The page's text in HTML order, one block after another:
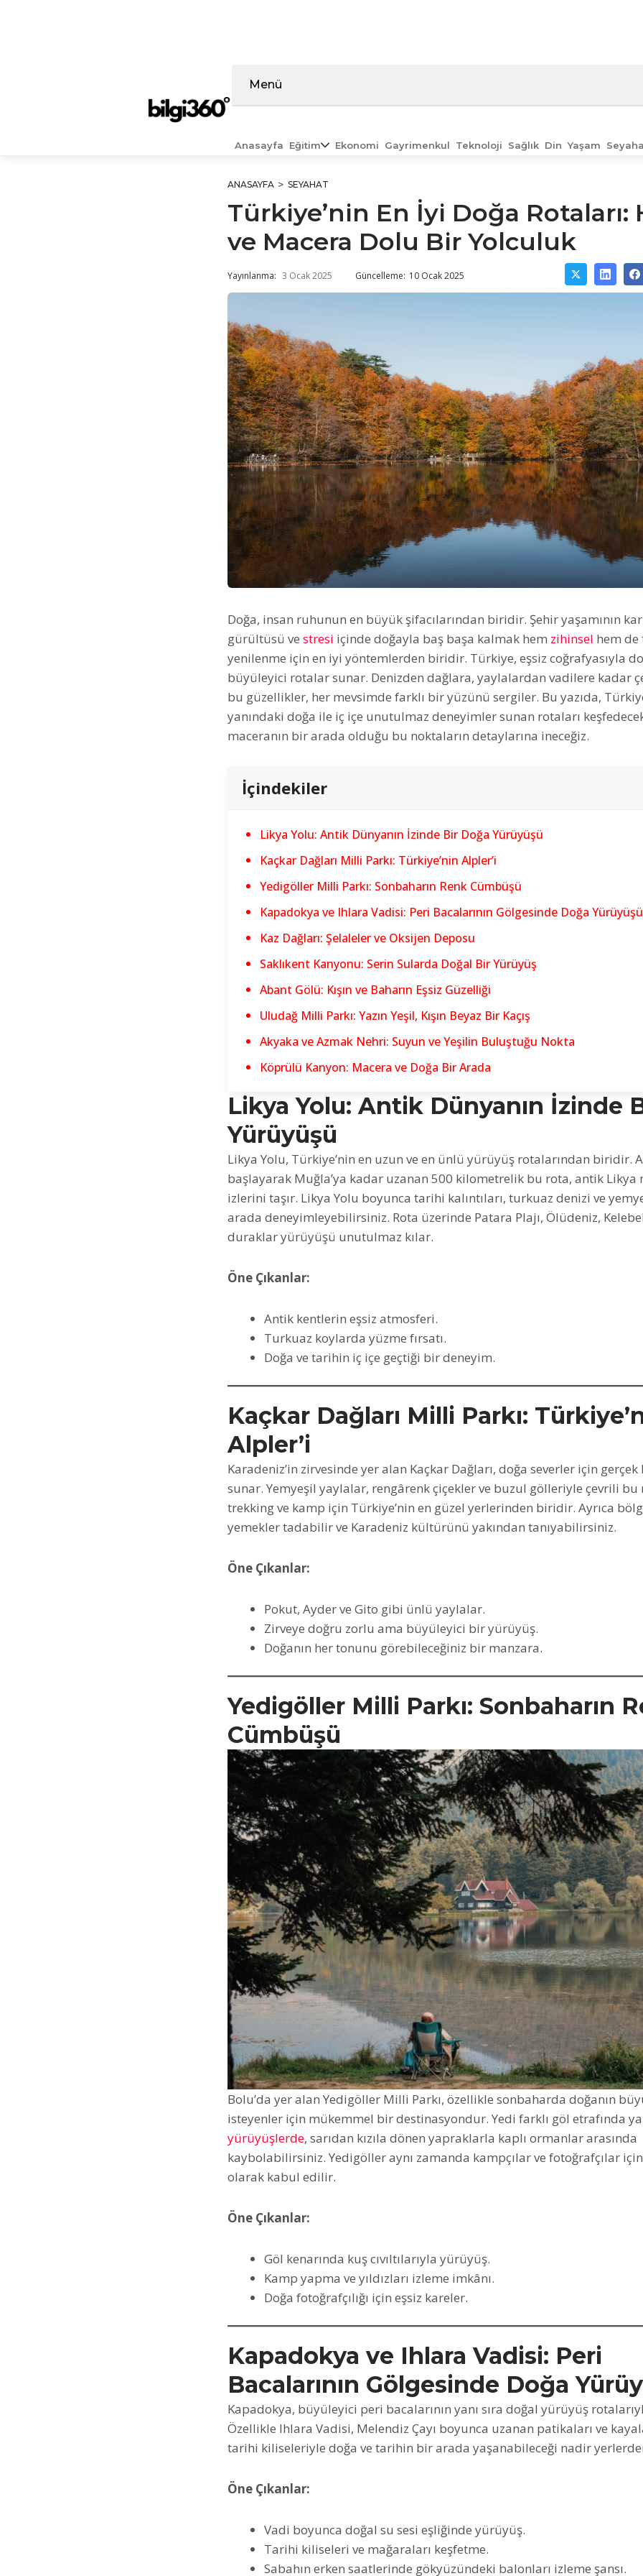
Menü
Anasayfa Eğitim Ekonomi Gayrimenkul Teknoloji Sağlık Din Yaşam
ANASAYFA SEYAHAT
Türkiye’nin En İyi Doğa Rotaları:
ve Macera Dolu Bir Yolculuk
Yayınlanma: 3 Ocak 2025 Güncelleme: 10 Ocak 2025
Doğa, insan ruhunun en büyük şifacılarından biridir. Şehir yaşamının
gürültüsü ve stresi içinde doğayla baş başa kalmak hem zihinsel hem de
yenilenme için en iyi yöntemlerden biridir. Türkiye, eşsiz coğrafyasıyla
büyüleyici rotalar sunar. Denizden dağlara, yaylalardan vadilere kadar
bu güzellikler, her mevsimde farklı bir yüzünü sergiler. Bu yazıda,
yanındaki doğa ile iç içe unutulmaz deneyimler sunan rotaları
maceranın bir arada olduğu bu noktaların detaylarına ineceğiz.
İçindekiler
Likya Yolu: Antik Dünyanın İzinde Bir Doğa Yürüyüşü
Kaçkar Dağları Milli Parkı: Türkiye’nin Alpler’i
Yedigöller Milli Parkı: Sonbaharın Renk Cümbüşü
Kapadokya ve Ihlara Vadisi: Peri Bacalarının Gölgesinde Doğa Yürüyüşü
Kaz Dağları: Şelaleler ve Oksijen Deposu
Saklıkent Kanyonu: Serin Sularda Doğal Bir Yürüyüş
Abant Gölü: Kışın ve Baharın Eşsiz Güzelliği
Uludağ Milli Parkı: Yazın Yeşil, Kışın Beyaz Bir Kaçış
Akyaka ve Azmak Nehri: Suyun ve Yeşilin Buluştuğu Nokta
Köprülü Kanyon: Macera ve Doğa Bir Arada
Likya Yolu: Antik Dünyanın İzinde
Yürüyüşü
Likya Yolu, Türkiye’nin en uzun ve en ünlü yürüyüş rotalarından biridir.
başlayarak Muğla’ya kadar uzanan 500 kilometrelik bu rota, antik Likya
izlerini taşır. Likya Yolu boyunca tarihi kalıntıları, turkuaz denizi ve
arada deneyimleyebilirsiniz. Rota üzerinde Patara Plajı, Ölüdeniz,
duraklar yürüyüşü unutulmaz kılar.
Öne Çıkanlar:
Antik kentlerin eşsiz atmosferi.
Turkuaz koylarda yüzme fırsatı.
Doğa ve tarihin iç içe geçtiği bir deneyim.
Kaçkar Dağları Milli Parkı:
Alpler’i
Karadeniz’in zirvesinde yer alan Kaçkar Dağları, doğa severler için
sunar. Yemyeşil yaylalar, rengârenk çiçekler ve buzul gölleriyle çevrili
trekking ve kamp için Türkiye’nin en güzel yerlerinden biridir. Ayrıca
yemekler tadabilir ve Karadeniz kültürünü yakından tanıyabilirsiniz.
Öne Çıkanlar:
Pokut, Ayder ve Gito gibi ünlü yaylalar.
Zirveye doğru zorlu ama büyüleyici bir yürüyüş.
Doğanın her tonunu görebileceğiniz bir manzara.
Yedigöller Milli Parkı: Sonbaharın
Cümbüşü
Bolu’da yer alan Yedigöller Milli Parkı, özellikle sonbaharda doğanın
isteyenler için mükemmel bir destinasyondur. Yedi farklı göl etrafında
yürüyüşlerde, sarıdan kızıla dönen yapraklarla kaplı ormanlar arasında
kaybolabilirsiniz. Yedigöller aynı zamanda kampçılar ve fotoğrafçılar
olarak kabul edilir.
Öne Çıkanlar:
Göl kenarında kuş cıvıltılarıyla yürüyüş.
Kamp yapma ve yıldızları izleme imkânı.
Doğa fotoğrafçılığı için eşsiz kareler.
Kapadokya ve Ihlara Vadisi: Peri
Bacalarının Gölgesinde Doğa
Kapadokya, büyüleyici peri bacalarının yanı sıra doğal yürüyüş
Özellikle Ihlara Vadisi, Melendiz Çayı boyunca uzanan patikaları ve
tarihi kiliseleriyle doğa ve tarihin bir arada yaşanabileceği nadir
Öne Çıkanlar:
Vadi boyunca doğal su sesi eşliğinde yürüyüş.
Tarihi kiliseleri ve mağaraları keşfetme.
Sabahın erken saatlerinde gökyüzündeki balonları izleme şansı.